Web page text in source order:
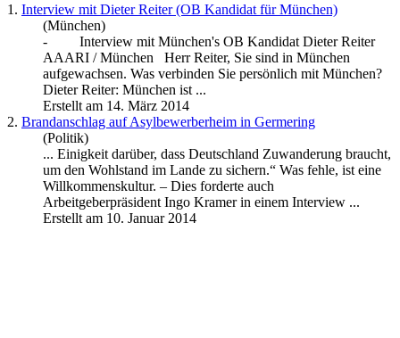
1. Interview mit Dieter Reiter (OB Kandidat für München)
(München)
- Interview mit München's OB Kandidat Dieter Reiter
AAARI / München Herr Reiter, Sie sind in München
aufgewachsen. Was verbinden Sie persönlich mit München?
Dieter Reiter: München ist ...
Erstellt am 14. März 2014
2. Brandanschlag auf Asylbewerberheim in Germering
(Politik)
... Einigkeit darüber, dass Deutschland Zuwanderung braucht,
um den Wohlstand im Lande zu sichern.“ Was fehle, ist eine
Willkommenskultur. – Dies forderte auch
Arbeitgeberpräsident Ingo Kramer in einem Interview ...
Erstellt am 10. Januar 2014